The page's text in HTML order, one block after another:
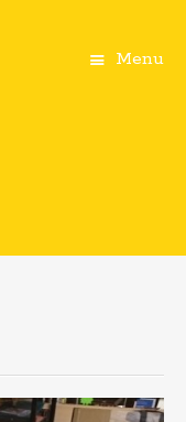
Menu